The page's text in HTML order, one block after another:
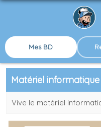
Mes BD
Matériel informatique
Vive le matériel